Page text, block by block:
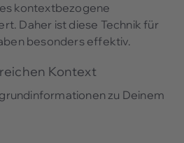
kontextbezogene
Daher ist diese Technik für
besonders effektiv.
Kontext
zu Deinem